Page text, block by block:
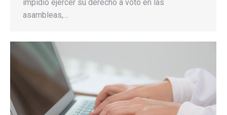
impidió ejercer su derecho a voto en las
asambleas,…